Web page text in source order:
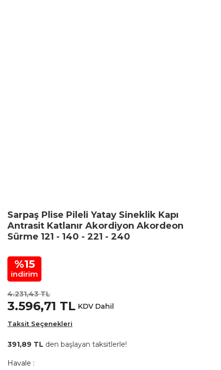
Sarpaş Plise Pileli Yatay Sineklik Kapı
Antrasit Katlanır Akordiyon Akordeon
Sürme 121 - 140 - 221 - 240
%15
indirim
4.231,43 TL
3.596,71 TL KDV Dahil
Taksit Seçenekleri
391,89 TL den başlayan taksitlerle!
Havale :